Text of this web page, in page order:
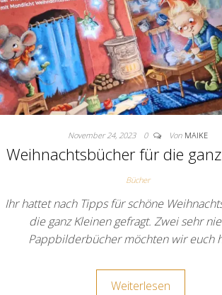
November 24, 2023 0 Von MAIKE
Weihnachtsbücher für die
Bücher
Ihr hattet nach Tipps für schöne
die ganz Kleinen gefragt. Zwei sehr
Pappbilderbücher möchten wir euch
Weiterlesen